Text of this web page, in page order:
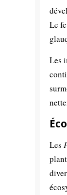
Le
Les
Les